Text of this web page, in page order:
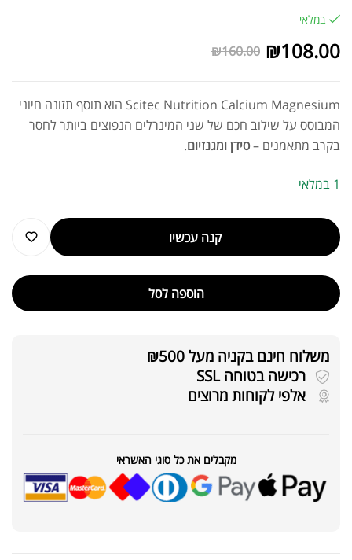
במלאי
₪160.00 ₪108.00
Scitec Nutrition Calcium Magnesium הוא תוסף תזונה חיוני
המבוסס על שילוב חכם של שני המינרלים הנפוצים ביותר לחסר
בקרב מתאמנים –סידן ומגנזיום.
1 במלאי
קנה עכשיו
הוספה לסל
משלוח חינם בקניה מעל ₪500
רכישה בטוחה SSL
אלפי לקוחות מרוצים
מקבלים את כל סוגי האשראי